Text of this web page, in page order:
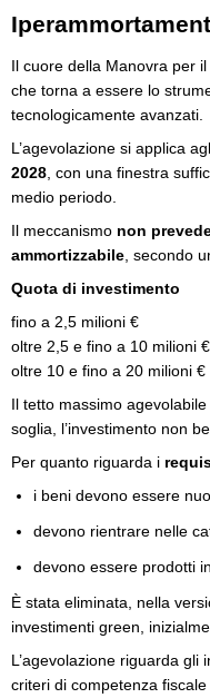
Il cuore della Manovra per
che torna a essere lo
tecnologicamente avanzati.
L’agevolazione si applica
2028 , con una finestra
medio periodo.
Il meccanismo non
ammortizzabile , secondo
Quota di
fino a 2,5
oltre 2,5 e fino a 10
oltre 10 e fino a 20
Il tetto massimo
soglia, l’investimento non
Per quanto riguarda i
i beni devono essere
devono rientrare nelle
devono essere prodotti
È stata eliminata, nella
investimenti green,
L’agevolazione riguarda
criteri di competenza fiscale